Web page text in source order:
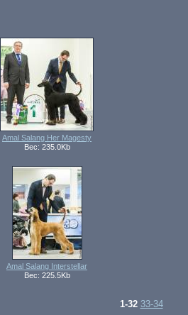
Amal Salang Her Magesty
Вес: 235.0Kb
Amal Salang Interstellar
Вес: 225.5Kb
1-32 33-34